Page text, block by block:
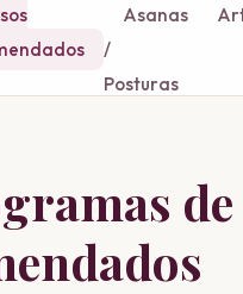
Asanas
/
Posturas
de